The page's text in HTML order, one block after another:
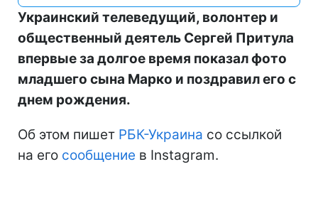
Украинский телеведущий, волонтер и
общественный деятель Сергей Притула
впервые за долгое время показал фото
младшего сына Марко и поздравил его с
днем рождения.
Об этом пишет РБК-Украина со ссылкой
на его сообщение в Instagram.